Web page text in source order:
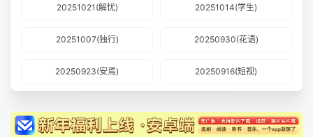
20251021(解忧) 20251014(学生)
20251007(独行) 20250930(花语)
20250923(安焉) 20250916(短视)